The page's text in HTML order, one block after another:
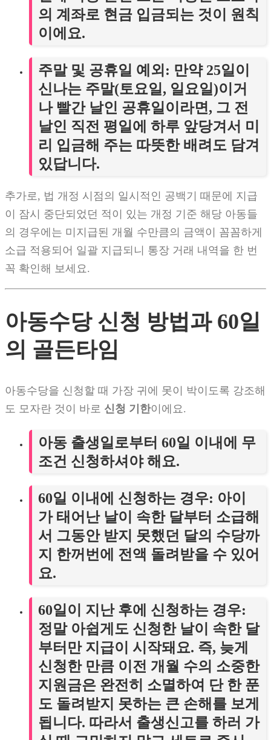
의 계좌로 현금 입금되는 것이 원칙
이에요.
주말 및 공휴일 예외 : 만약 25일이
신나는 주말(토요일, 일요일)이거
나 빨간 날인 공휴일이라면, 그 전
날인 직전 평일 에 하루 앞당겨서 미
리 입금해 주는 따뜻한 배려도 담겨
있답니다.
추가로, 법 개정 시점의 일시적인 공백기 때문에 지급
이 잠시 중단되었던 적이 있는 개정 기준 해당 아동들
의 경우에는 미지급된 개월 수만큼의 금액이 꼼꼼하게
소급 적용되어 일괄 지급되니 통장 거래 내역을 한 번
꼭 확인해 보세요.
아동수당 신청 방법과 60일
의 골든타임
아동수당을 신청할 때 가장 귀에 못이 박이도록 강조해
도 모자란 것이 바로 신청 기한이에요.
아동 출생일로부터 60일 이내에 무
조건 신청하셔야 해요.
60일 이내에 신청하는 경우: 아이
가 태어난 날이 속한 달부터 소급해
서 그동안 받지 못했던 달의 수당까
지 한꺼번에 전액 돌려받을 수 있어
요.
60일이 지난 후에 신청하는 경우:
정말 아쉽게도 신청한 날이 속한 달
부터만 지급이 시작돼요. 즉, 늦게
신청한 만큼 이전 개월 수의 소중한
지원금은 완전히 소멸하여 단 한 푼
도 돌려받지 못하는 큰 손해를 보게
됩니다. 따라서 출생신고를 하러 가